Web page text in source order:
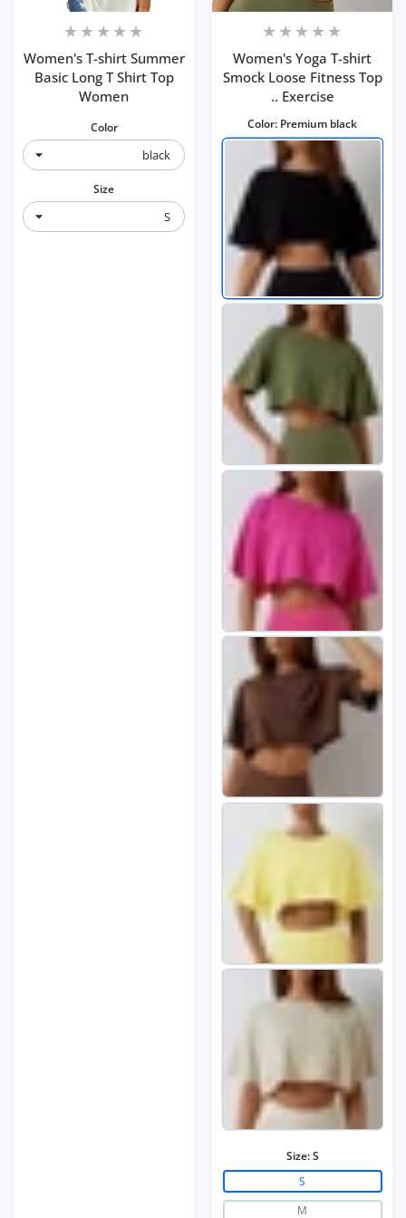
Women's Yoga T-shirt
Smock Loose Fitness Top
Exercise ..
Color: Premium black
Size:S
S
M
Women's T-shirt Summer
Basic Long T Shirt Top
Women
Color
Size